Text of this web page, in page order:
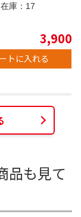
庫： 17
3,900
トに入れる
品も見て